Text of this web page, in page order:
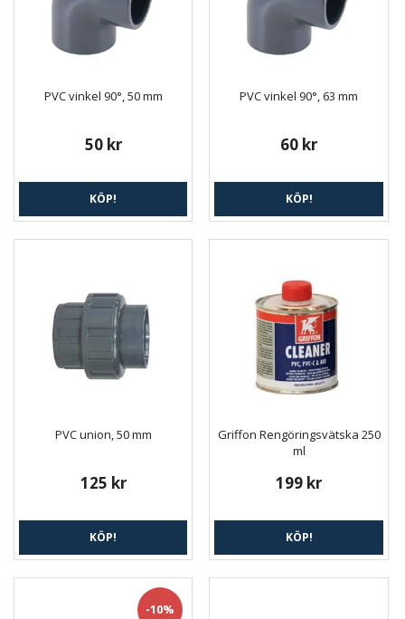
PVC vinkel 90°, 50 mm
50 kr
KÖP!
PVC vinkel 90°, 63 mm
60 kr
KÖP!
PVC union, 50 mm
125 kr
KÖP!
Griffon Rengöringsvätska 250
ml
199 kr
KÖP!
-10%